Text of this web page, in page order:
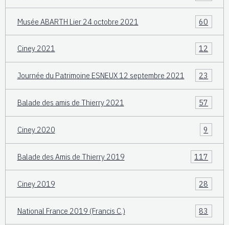
Musée ABARTH Lier 24 octobre 2021 60
Ciney 2021 12
Journée du Patrimoine ESNEUX 12 septembre 2021 23
Balade des amis de Thierry 2021 57
Ciney 2020 9
Balade des Amis de Thierry 2019 117
Ciney 2019 28
National France 2019 (Francis C.) 83